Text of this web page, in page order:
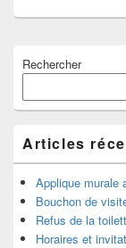
principale
widget
pour
barre
latérale
Rechercher
Articles
Applique murale
Bouchon de
Refus de la
Horaires et